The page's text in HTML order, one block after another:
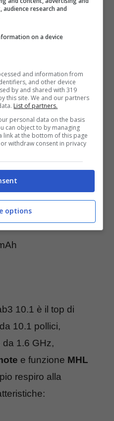
Dual Core con
TFT (1280 x 800,
(4.2)
e 1.3 megapixel
5GhZ), Bluetooth®
+ slot MicroSD (fino
x 123.8 x 7.2 mm ;
10.1 è il top di
10.1 pollici,
1.6 GHz,
e funzione MHL
respiro alla
research and
on a device
and information from
and other device
by and shared with 319
this site. We and our partners
List of partners.
personal data on the basis
can object to by managing
at the bottom of this page
withdraw consent in privacy
options